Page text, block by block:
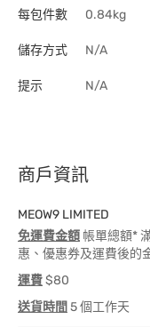
每包件數 0.84kg
儲存方式 N/A
提示 N/A
商戶資訊
MEOW9 LIMITED
免運費金額 帳單總額*
惠、優惠券及運費後的
運費$80
送貨時間 5 個工作天